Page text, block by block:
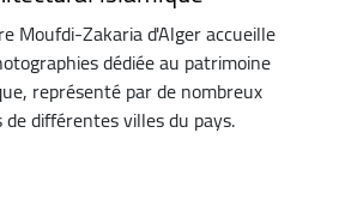
Moufdi-Zakaria d'Alger accueille
dédiée au patrimoine
représenté par de nombreux
différentes villes du pays.